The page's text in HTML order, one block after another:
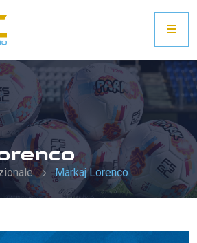
Markaj Lorenco